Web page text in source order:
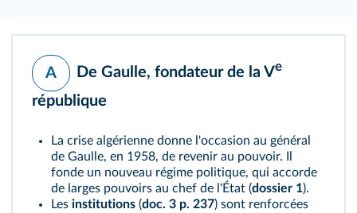
A De Gaulle, fondateur de la Ve
république
La crise algérienne donne l'occasion au général
de Gaulle, en 1958, de revenir au pouvoir. Il
fonde un nouveau régime politique, qui accorde
de larges pouvoirs au chef de l'État (dossier 1).
Les institutions (doc. 3 p. 237) sont renforcées